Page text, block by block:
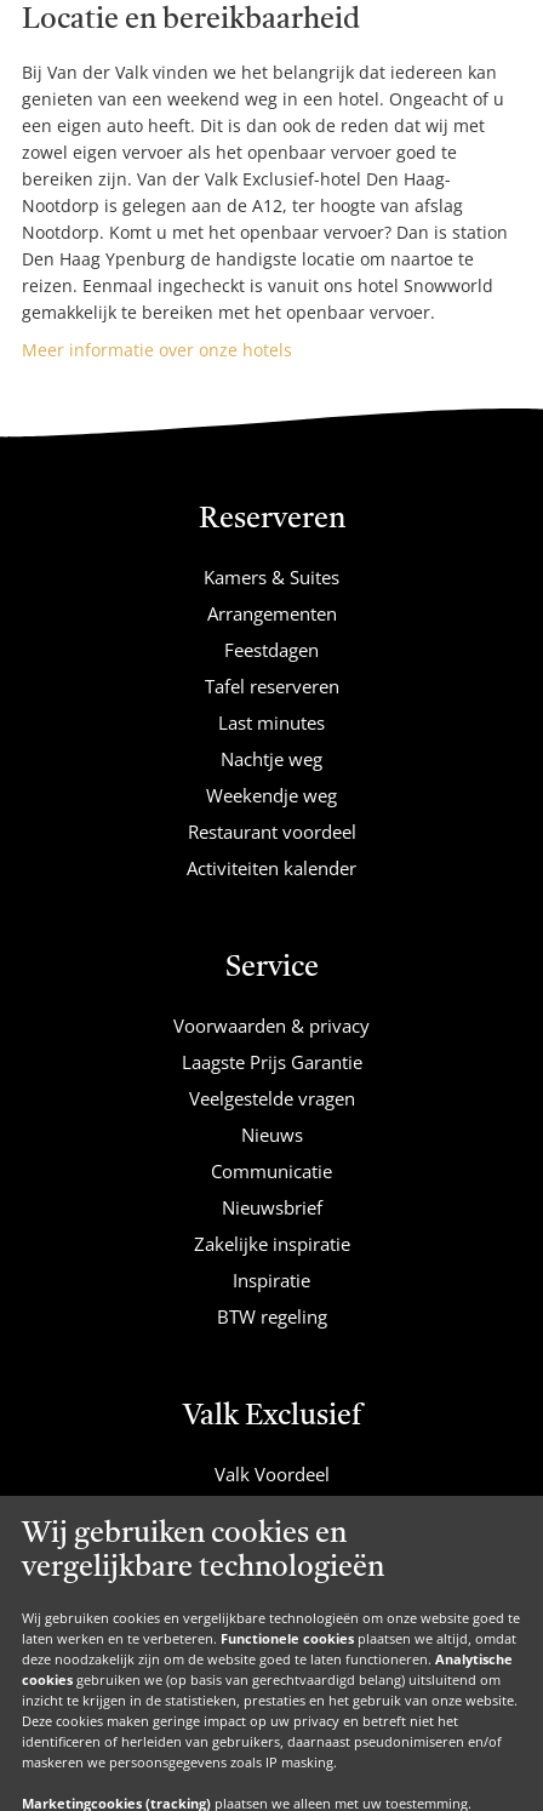
Wij gebruiken cookies en
vergelijkbare technologieën
Wij gebruiken cookies en vergelijkbare technologieën om onze website goed te
laten werken en te verbeteren. Functionele cookies plaatsen we altijd, omdat
deze noodzakelijk zijn om de website goed te laten functioneren. Analytische
cookies gebruiken we (op basis van gerechtvaardigd belang) uitsluitend om
inzicht te krijgen in de statistieken, prestaties en het gebruik van onze website.
Deze cookies maken geringe impact op uw privacy en betreft niet het
identificeren of herleiden van gebruikers, daarnaast pseudonimiseren en/of
maskeren we persoonsgegevens zoals IP masking.
Marketingcookies (tracking) plaatsen we alleen met uw toestemming.
Locatie en bereikbaarheid
Bij Van der Valk vinden we het belangrijk dat iedereen kan
genieten van een weekend weg in een hotel. Ongeacht of u
een eigen auto heeft. Dit is dan ook de reden dat wij met
zowel eigen vervoer als het openbaar vervoer goed te
bereiken zijn. Van der Valk Exclusief-hotel Den Haag-
Nootdorp is gelegen aan de A12, ter hoogte van afslag
Nootdorp. Komt u met het openbaar vervoer? Dan is station
Den Haag Ypenburg de handigste locatie om naartoe te
reizen. Eenmaal ingecheckt is vanuit ons hotel Snowworld
gemakkelijk te bereiken met het openbaar vervoer.
Meer informatie over onze hotels
Reserveren
Kamers & Suites
Arrangementen
Feestdagen
Tafel reserveren
Last minutes
Nachtje weg
Weekendje weg
Restaurant voordeel
Activiteiten kalender
Service
Voorwaarden & privacy
Laagste Prijs Garantie
Veelgestelde vragen
Nieuws
Communicatie
Nieuwsbrief
Zakelijke inspiratie
Inspiratie
BTW regeling
Valk Exclusief
Valk Voordeel
Valk Suites
Valk Jobs
Valk Exclusief Membership
Valk Voor Thuis
Valk Exclusief Zakelijk
MVO
Contact